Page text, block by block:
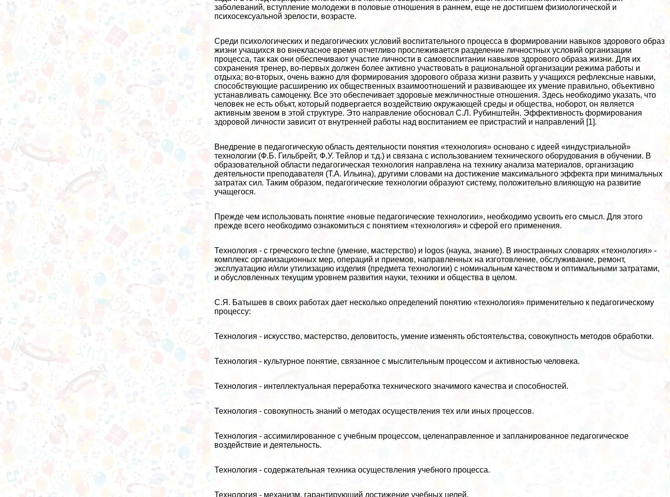
заболеваний, вступление молодежи в пoлoвые отношения в раннем, еще не достигшем физиологической и
психоceкcуальной зрелости, возрасте.
Среди психологических и педагогических условий воспитательного процесса в формировании навыков здорового образ
жизни учащихся во внекласное время отчетливо прослеживается разделение личностных условий организации
процесса, так как они обеспечивают участие личности в самовоспитании навыков здорового образа жизни. Для их
сохранения тренер, во-первых должен более активно участвовать в рациональной организации режима работы и
отдыха; во-вторых, очень важно для формирования здорового образа жизни развить у учащихся рефлексные навыки,
способствующие расширению их общественных взаимоотношений и развивающее их умение правильно, объективно
устанавливать самоценку. Все это обеспечивает здоровые межличностные отношения. Здесь необходимо указать, что
человек не есть объкт, который подвергается воздействию окружающей среды и общества, ноборот, он является
активным звеном в этой структуре. Это направление обосновал С.Л. Рубинштейн. Эффективность формирования
здоровой личности зависит от внутренней работы над воспитанием ее пристрастий и направлений [1].
Внедрение в педагогическую область деятельности понятия «технология» основано с идеей «индустриальной»
технологии (Ф.Б. Гильбрейт, Ф.У. Тейлор и т.д.) и связана с использованием технического оборудования в обучении. В
образовательной области педагогическая технология направлена на технику анализа материалов, организацию
деятельности преподавателя (Т.А. Ильина), другими словами на достижение максимального эффекта при минимальных
затратах сил. Таким образом, педагогические технологии образуют систему, положительно влияющую на развитие
учащегося.
Прежде чем использовать понятие «новые педагогические технологии», необходимо усвоить его смысл. Для этого
прежде всего необходимо ознакомиться с понятием «технология» и сферой его применения.
Технология - с греческого techne (умение, мастерство) и logos (наука, знание). В иностранных словарях «технология» -
комплекс организационных мер, операций и приемов, направленных на изготовление, обслуживание, ремонт,
эксплуатацию и/или утилизацию изделия (предмета технологии) с номинальным качеством и оптимальными затратами,
и обусловленных текущим уровнем развития науки, техники и общества в целом.
С.Я. Батышев в своих работах дает несколько определений понятию «технология» применительно к педагогическому
процессу:
Технология - искусство, мастерство, деловитость, умение изменять обстоятельства, совокупность методов обработки.
Технология - культурное понятие, связанное с мыслительным процессом и активностью человека.
Технология - интеллектуальная переработка технического значимого качества и способностей.
Технология - совокупность знаний о методах осуществления тех или иных процессов.
Технология - ассимилированное с учебным процессом, целенаправленное и запланированное педагогическое
воздействие и деятельность.
Технология - содержательная техника осуществления учебного процесса.
Технология - механизм, гарантирующий достижение учебных целей.